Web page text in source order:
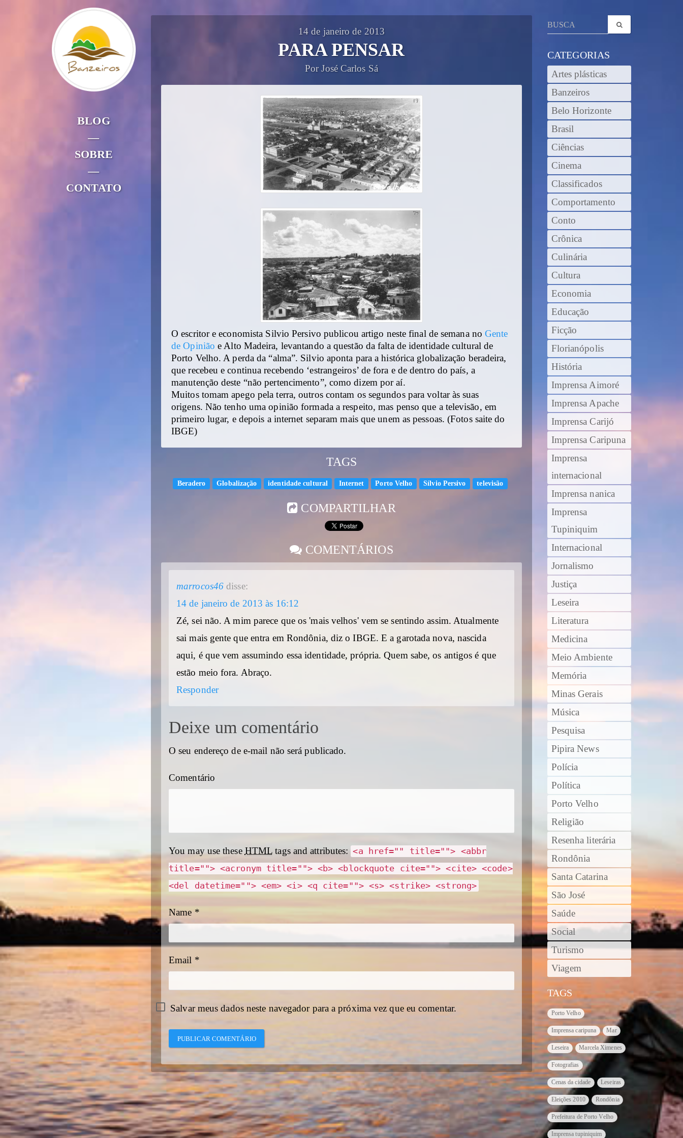
BLOG
—
SOBRE
—
CONTATO
14 de janeiro de 2013
PARA PENSAR
Por José Carlos Sá
O escritor e economista Silvio Persivo publicou artigo neste final de semana no Gente
de Opinião e Alto Madeira, levantando a questão da falta de identidade cultural de
Porto Velho. A perda da “alma”. Silvio aponta para a histórica globalização beradeira,
que recebeu e continua recebendo ‘estrangeiros’ de fora e de dentro do país, a
manutenção deste “não pertencimento”, como dizem por aí.
Muitos tomam apego pela terra, outros contam os segundos para voltar às suas
origens. Não tenho uma opinião formada a respeito, mas penso que a televisão, em
primeiro lugar, e depois a internet separam mais que unem as pessoas. (Fotos saite do
IBGE)
TAGS
Beradero Globalização identidade cultural Internet Porto Velho Sílvio Persivo televisão
COMPARTILHAR
COMENTÁRIOS
marrocos46 disse:
14 de janeiro de 2013 às 16:12
Zé, sei não. A mim parece que os 'mais velhos' vem se sentindo assim. Atualmente
sai mais gente que entra em Rondônia, diz o IBGE. E a garotada nova, nascida
aqui, é que vem assumindo essa identidade, própria. Quem sabe, os antigos é que
estão meio fora. Abraço.
Responder
Deixe um comentário
O seu endereço de e-mail não será publicado.
Comentário
You may use these HTML tags and attributes: <a href="" title=""> <abbr
title=""> <acronym title=""> <b> <blockquote cite=""> <cite> <code>
<del datetime=""> <em> <i> <q cite=""> <s> <strike> <strong>
Name *
Email *
Salvar meus dados neste navegador para a próxima vez que eu comentar.
CATEGORIAS
Artes plásticas
Banzeiros
Belo Horizonte
Brasil
Ciências
Cinema
Classificados
Comportamento
Conto
Crônica
Culinária
Cultura
Economia
Educação
Ficção
Florianópolis
História
Imprensa Aimoré
Imprensa Apache
Imprensa Carijó
Imprensa Caripuna
Imprensa
internacional
Imprensa nanica
Imprensa
Tupiniquim
Internacional
Jornalismo
Justiça
Leseira
Literatura
Medicina
Meio Ambiente
Memória
Minas Gerais
Música
Pesquisa
Pipira News
Polícia
Política
Porto Velho
Religião
Resenha literária
Rondônia
Santa Catarina
São José
Saúde
Social
Turismo
Viagem
TAGS
Porto Velho
Imprensa caripuna Mar
Leseira Marcela Ximenes
Fotografias
Cenas da cidade Leseiras
Eleições 2010 Rondônia
Prefeitura de Porto Velho
Imprensa tupiniquim